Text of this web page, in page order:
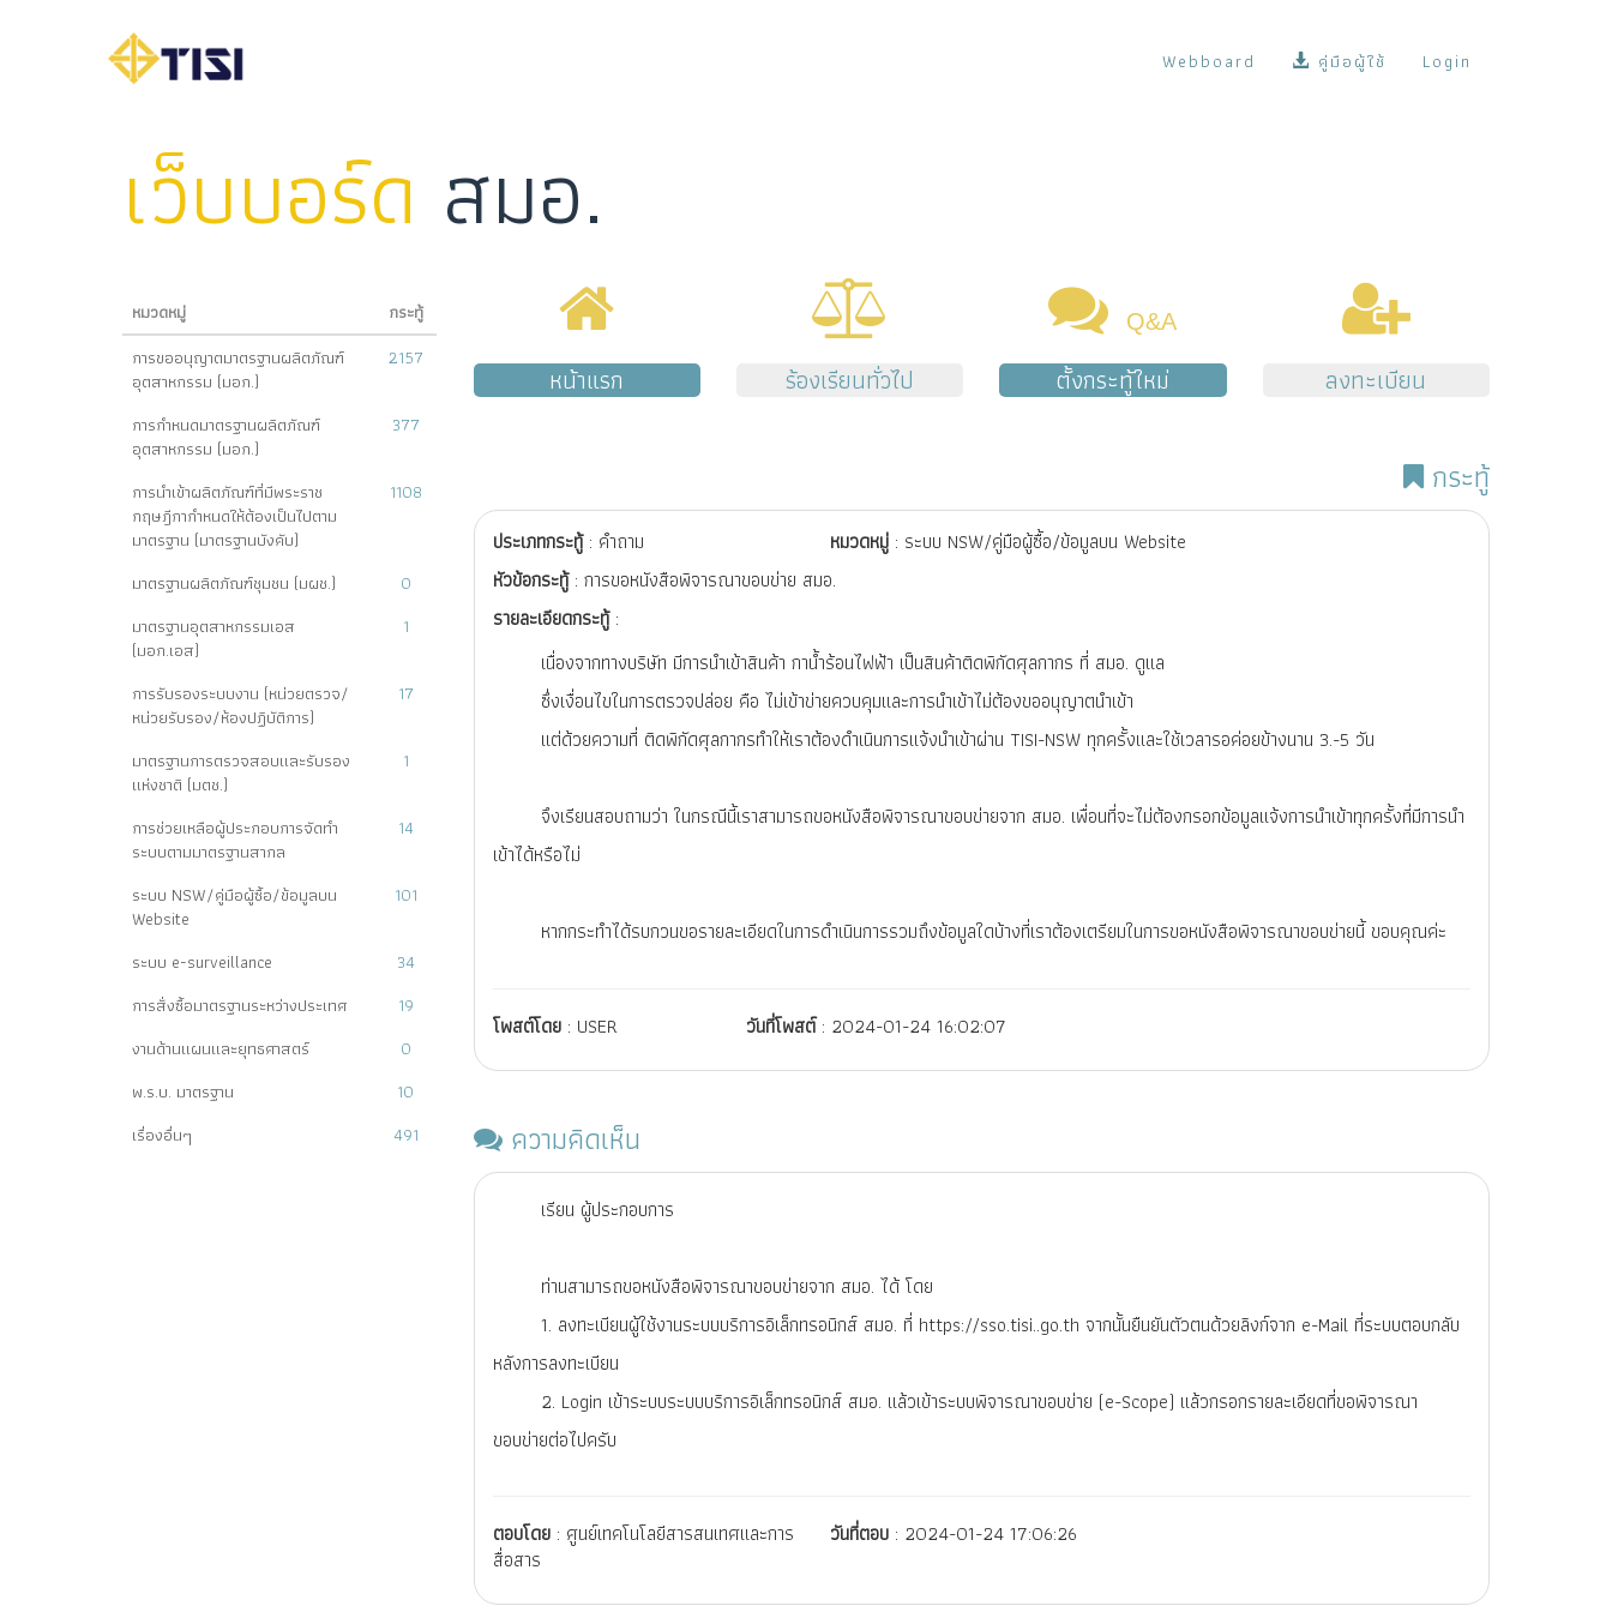
Webboard คู่มือผู้ใช้ Login
เว็บบอร์ด สมอ.
หมวดหมู่
กระทู้
การขออนุญาตมาตรฐานผลิตภัณฑ์
อุตสาหกรรม (มอก.)
2157
การกำหนดมาตรฐานผลิตภัณฑ์
อุตสาหกรรม (มอก.)
377
การนำเข้าผลิตภัณฑ์ที่มีพระราช
กฤษฎีกากำหนดให้ต้องเป็นไปตาม
มาตรฐาน (มาตรฐานบังคับ)
1108
มาตรฐานผลิตภัณฑ์ชุมชน (มผช.)
0
มาตรฐานอุตสาหกรรมเอส
(มอก.เอส)
1
การรับรองระบบงาน (หน่วยตรวจ/
หน่วยรับรอง/ห้องปฏิบัติการ)
17
มาตรฐานการตรวจสอบและรับรอง
แห่งชาติ (มตช.)
1
การช่วยเหลือผู้ประกอบการจัดทำ
ระบบตามมาตรฐานสากล
14
ระบบ NSW/คู่มือผู้ซื้อ/ข้อมูลบน
Website
101
ระบบ e-surveillance
34
การสั่งซื้อมาตรฐานระหว่างประเทศ
19
งานด้านแผนและยุทธศาสตร์
0
พ.ร.บ. มาตรฐาน
10
เรื่องอื่นๆ
491
หน้าแรก ร้องเรียนทั่วไป
Q&A
ตั้งกระทู้ใหม่ ลงทะเบียน
กระทู้
ประเภทกระทู้ : คำถาม หมวดหมู่ : ระบบ NSW/คู่มือผู้ซื้อ/ข้อมูลบน Website
หัวข้อกระทู้ : การขอหนังสือพิจารณาขอบข่าย สมอ.
รายละเอียดกระทู้ :
เนื่องจากทางบริษัท มีการนำเข้าสินค้า กาน้ำร้อนไฟฟ้า เป็นสินค้าติดพิกัดศุลกากร ที่ สมอ. ดูแล
ซึ่งเงื่อนไขในการตรวจปล่อย คือ ไม่เข้าข่ายควบคุมและการนำเข้าไม่ต้องขออนุญาตนำเข้า
แต่ด้วยความที่ ติดพิกัดศุลกากรทำให้เราต้องดำเนินการแจ้งนำเข้าผ่าน TISI-NSW ทุกครั้งและใช้เวลารอค่อยข้างนาน 3.-5 วัน
จึงเรียนสอบถามว่า ในกรณีนี้เราสามารถขอหนังสือพิจารณาขอบข่ายจาก สมอ. เพื่อนที่จะไม่ต้องกรอกข้อมูลแจ้งการนำเข้าทุกครั้งที่มีการนำ
เข้าได้หรือไม่
หากกระทำได้รบกวนขอรายละเอียดในการดำเนินการรวมถึงข้อมูลใดบ้างที่เราต้องเตรียมในการขอหนังสือพิจารณาขอบข่ายนี้ ขอบคุณค่ะ
โพสต์โดย : USER วันที่โพสต์: 2024-01-24 16:02:07
ความคิดเห็น
เรียน ผู้ประกอบการ
ท่านสามารถขอหนังสือพิจารณาขอบข่ายจาก สมอ. ได้ โดย
1. ลงทะเบียนผู้ใช้งานระบบบริการอิเล็กทรอนิกส์ สมอ. ที่ https://sso.tisi..go.th จากนั้นยืนยันตัวตนด้วยลิงก์จาก e-Mail ที่ระบบตอบกลับ
หลังการลงทะเบียน
2. Login เข้าระบบระบบบริการอิเล็กทรอนิกส์ สมอ. แล้วเข้าระบบพิจารณาขอบข่าย (e-Scope) แล้วกรอกรายละเอียดที่ขอพิจารณา
ขอบข่ายต่อไปครับ
ตอบโดย : ศูนย์เทคโนโลยีสารสนเทศและการ
สื่อสาร
วันที่ตอบ : 2024-01-24 17:06:26